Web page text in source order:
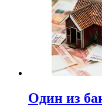
Один из